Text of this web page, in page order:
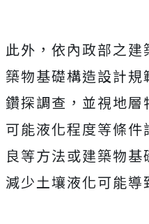
此外，依內政部之
築物基礎構造設計
鑽探調查，並視地層
可能液化程度等條
良等方法或建築物
減少土壤液化可能導